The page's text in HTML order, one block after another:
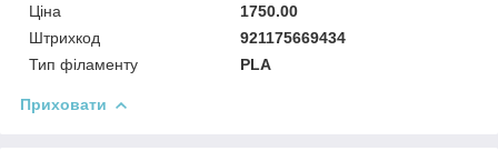
Ціна
1750.00
Штрихкод
921175669434
Тип філаменту
PLA
Приховати